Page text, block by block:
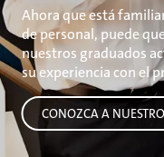
Ahora que está
de personal, puede
nuestros graduados
su experiencia con el
CONOZCA A